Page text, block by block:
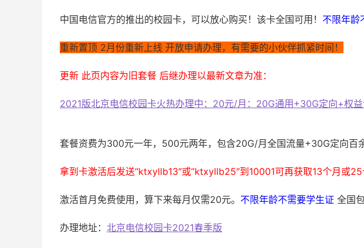
中国电信官方的推出的校园卡，可以放心购买！该卡全国可用！ 不限年龄
重新置顶 2月份重新上线 开放申请办理，有需要的小伙伴抓紧时间！
更新 此页内容为旧套餐 后继办理以最新文章为准：
2021版北京电信校园卡火热办理中：20元/月：20G通用+30G定向+权
套餐资费为300元一年，500元两年，包含20G/月全国流量+30G定向百
拿到卡激活后发送“ktxyllb13″或”ktxyllb25″到10001可再获取13个月或25
激活首月免费使用，算下来每月仅需20元。 不限年龄不需要学生证 全国包
办理地址： 北京电信校园卡2021春季版